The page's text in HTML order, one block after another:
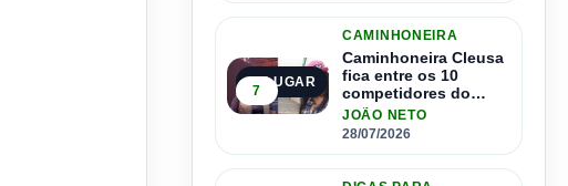
4º LUGAR
7
CAMINHONEIRA
Caminhoneira Cleusa
fica entre os 10
competidores do
Master Driver Brasil
JOÃO NETO
28/07/2026